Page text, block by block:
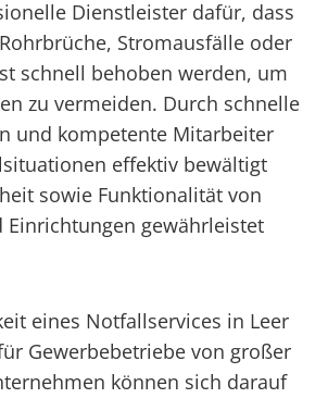
Dienstleister dafür, dass
Stromausfälle oder
schnell behoben werden, um
zu vermeiden. Durch schnelle
und kompetente Mitarbeiter
effektiv bewältigt
sowie Funktionalität von
Einrichtungen gewährleistet
eines Notfallservices in Leer
Gewerbebetriebe von großer
können sich darauf